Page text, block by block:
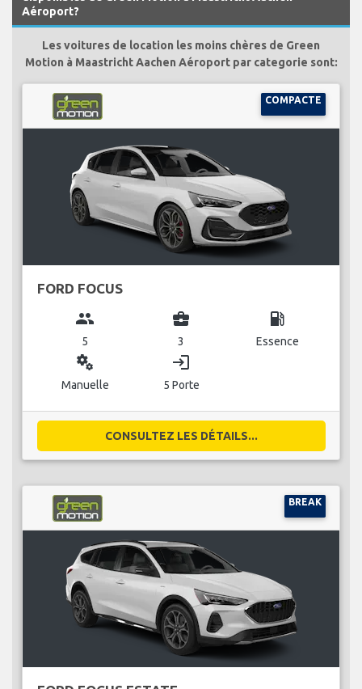
Aéroport?
Les voitures de location les moins chères de Green
Motion à Maastricht Aachen Aéroport par categorie sont:
COMPACTE
FORD FOCUS
group
5
business_center
3
local_gas_station
Essence
miscellaneous_services
Manuelle
login
5 Porte
CONSULTEZ LES DÉTAILS...
BREAK